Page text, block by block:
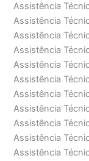
Assistência
Assistência
Assistência
Assistência
Assistência
Assistência
Assistência
Assistência
Assistência
Assistência
Assistência